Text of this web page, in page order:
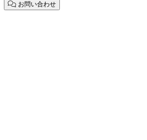
お問い合わせ